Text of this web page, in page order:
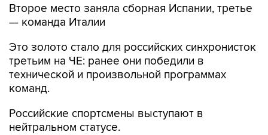
Второе место заняла сборная Испании, третье
— команда Италии
Это золото стало для российских синхронисток
третьим на ЧЕ: ранее они победили в
технической и произвольной программах
команд.
Российские спортсмены выступают в
нейтральном статусе.